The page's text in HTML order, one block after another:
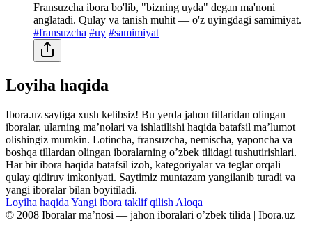
Fransuzcha ibora bo'lib, "bizning uyda" degan ma'noni
anglatadi. Qulay va tanish muhit — o'z uyingdagi samimiyat.
#fransuzcha #uy #samimiyat
Loyiha haqida
Ibora.uz saytiga xush kelibsiz! Bu yerda jahon tillaridan olingan
iboralar, ularning maʼnolari va ishlatilishi haqida batafsil maʼlumot
olishingiz mumkin. Lotincha, fransuzcha, nemischa, yaponcha va
boshqa tillardan olingan iboralarning oʼzbek tilidagi tushutirishlari.
Har bir ibora haqida batafsil izoh, kategoriyalar va teglar orqali
qulay qidiruv imkoniyati. Saytimiz muntazam yangilanib turadi va
yangi iboralar bilan boyitiladi.
Loyiha haqida Yangi ibora taklif qilish Aloqa
© 2008 Iboralar maʼnosi — jahon iboralari oʼzbek tilida | Ibora.uz